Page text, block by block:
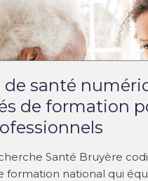
santé
de formation
Santé Bruyère
formation national qui